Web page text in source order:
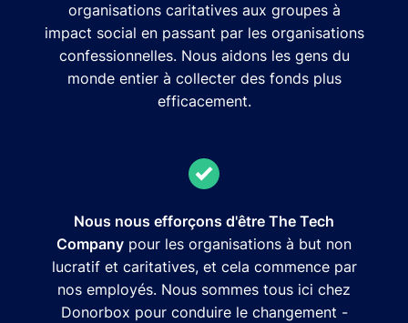
organisations caritatives aux groupes à
impact social en passant par les organisations
confessionnelles. Nous aidons les gens du
monde entier à collecter des fonds plus
efficacement.
Nous nous efforçons d'être The Tech
Company pour les organisations à but non
lucratif et caritatives, et cela commence par
nos employés. Nous sommes tous ici chez
Donorbox pour conduire le changement -